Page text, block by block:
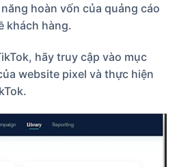
hoàn vốn của quảng cáo
khách hàng.
hãy truy cập vào mục
website pixel và thực hiện